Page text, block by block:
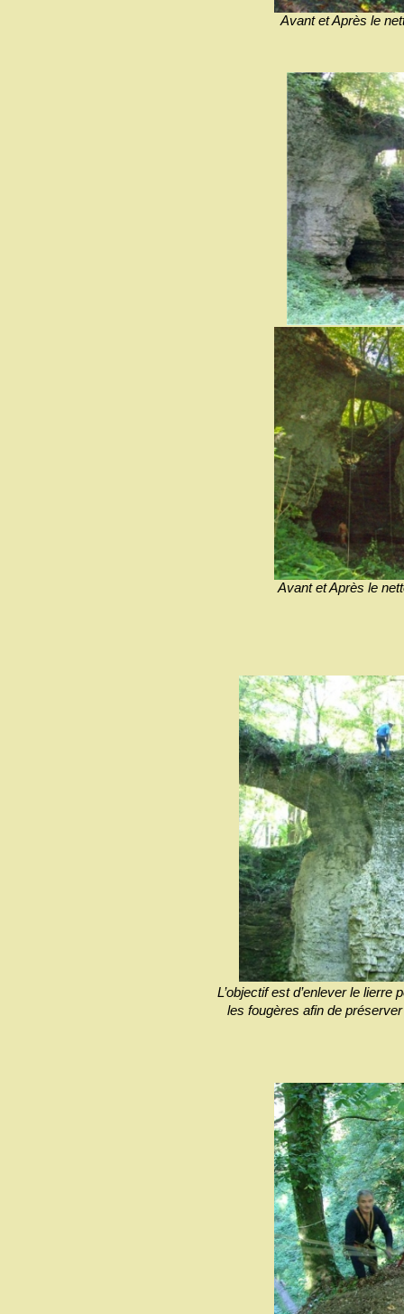
Avant et Après le
Avant et Après le
L’objectif est d’enlever le
les fougères afin de